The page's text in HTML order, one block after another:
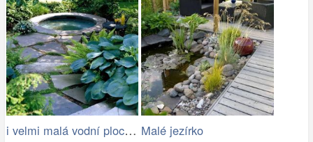
i velmi malá vodní plocha oživí zahradu Malé jezírko